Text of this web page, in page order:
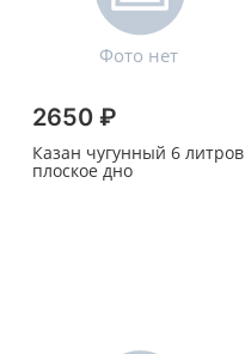
2650 ₽
Казан чугунный 6 литров
плоское дно